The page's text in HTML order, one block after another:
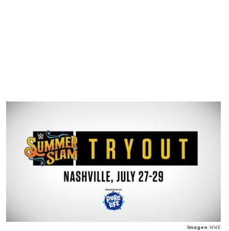
Imagen: WWE